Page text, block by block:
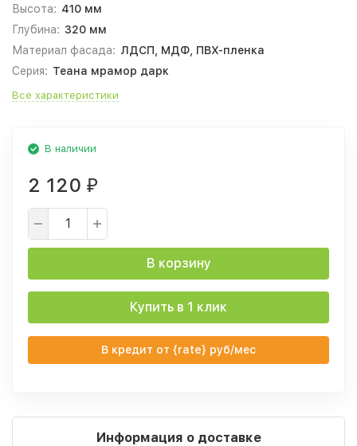
Высота: 410 мм
Глубина: 320 мм
Материал фасада: ЛДСП, МДФ, ПВХ-пленка
Серия: Теана мрамор дарк
Все характеристики
В наличии
2 120 ₽
В корзину
Купить в 1 клик
В кредит от {rate} руб/мес
Информация о доставке